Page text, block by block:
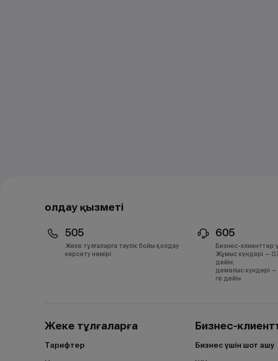
Қолдау қызметі
505
Жеке тұлғаларға тәулік бойы қолдау
көрсету нөмірі
605
Бизнес-клиенттер
Жұмыс күндері —
дейін;
демалыс күндері
ге дейін
Жеке тұлғаларға
Тарифтер
Бизнес-
Бизнес үшін шот ашу